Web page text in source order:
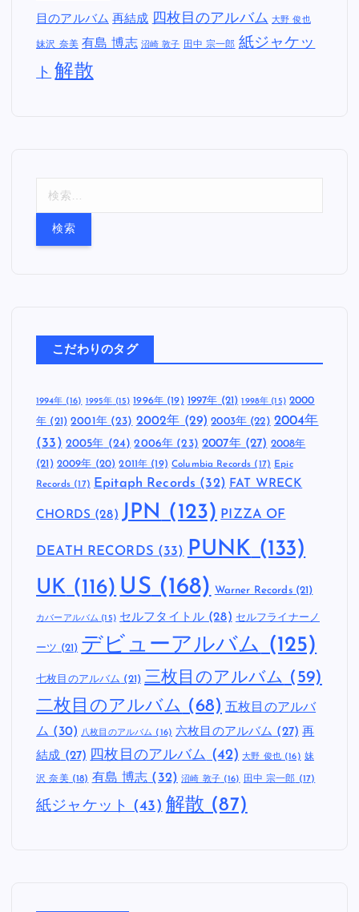
目のアルバム 再結成 四枚目のアルバム 大野 俊也
妹沢 奈美 有島 博志 沼崎 敦子 田中 宗一郎 紙ジャケッ
ト 解散
こだわりのタグ
1994年(16) 1995年 (15) 1996年(19) 1997年 (21) 1998年 (15) 2000
年 (21) 2001年(23) 2002年 (29) 2003年 (22) 2004年
(33) 2005年 (24) 2006年 (23) 2007年(27) 2008年
(21) 2009年 (20) 2011年 (19) Columbia Records (17) Epic
Records (17) Epitaph Records (32) FAT WRECK
CHORDS (28) JPN (123) PIZZA OF
DEATH RECORDS (33) PUNK (133)
UK (116) US (168) Warner Records(21)
カバーアルバム (15) セルフタイトル(28) セルフライナーノ
ーツ (21) デビューアルバム (125)
七枚目のアルバム (21) 三枚目のアルバム (59)
二枚目のアルバム (68) 五枚目のアルバ
ム (30) 八枚目のアルバム (16) 六枚目のアルバム (27) 再
結成 (27) 四枚目のアルバム (42) 大野 俊也(16) 妹
沢 奈美(18) 有島 博志 (32) 沼崎 敦子(16) 田中 宗一郎 (17)
紙ジャケット (43) 解散 (87)